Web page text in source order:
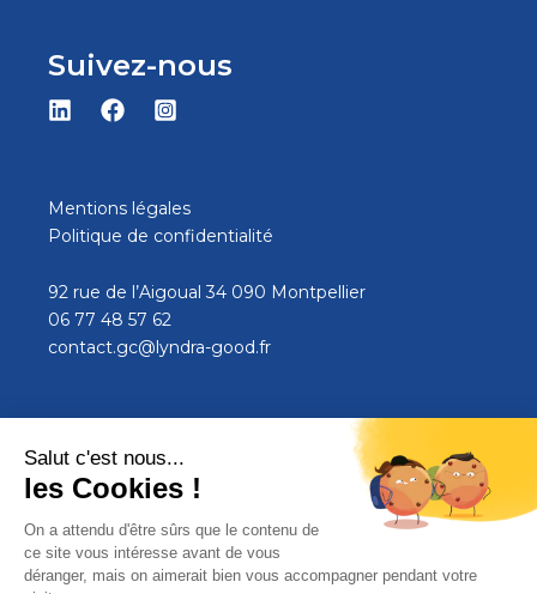
Suivez-nous
Mentions légales
Politique de confidentialité
92 rue de l’Aigoual 34 090 Montpellier
06 77 48 57 62
contact.gc@lyndra-good.fr